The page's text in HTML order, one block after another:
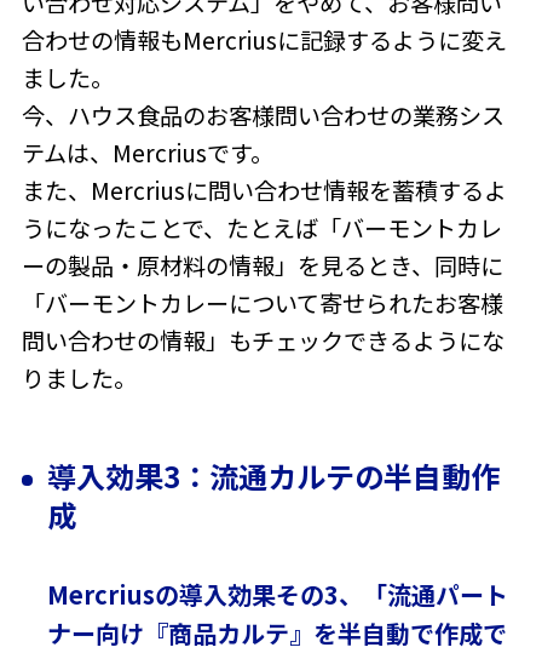
合わせの情報もMercriusに記録するように変え
ました。
今、ハウス食品のお客様問い合わせの業務シス
テムは、Mercriusです。
また、Mercriusに問い合わせ情報を蓄積するよ
うになったことで、たとえば「バーモントカレ
ーの製品・原材料の情報」を見るとき、同時に
「バーモントカレーについて寄せられたお客様
問い合わせの情報」もチェックできるようにな
りました。
導入効果3：流通カルテの半自動作
成
Mercriusの導入効果その3、「流通パート
ナー向け『商品カルテ』を半自動で作成で